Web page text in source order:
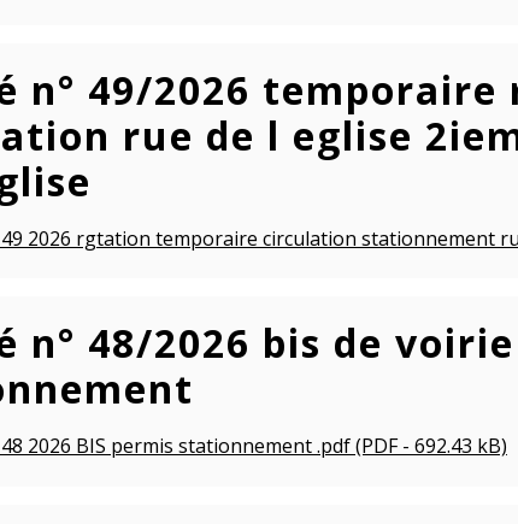
n° 49/2026
rue de l eglise
2026 rgtation temporaire circulation stationnement
n° 48/2026 bis de
2026 BIS permis stationnement .pdf (PDF - 692.43 kB)